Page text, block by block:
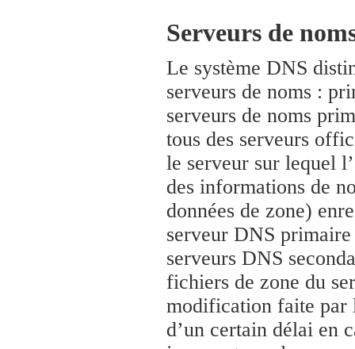
Serveurs de
Le système DNS
serveurs de noms :
serveurs de noms
tous des serveurs
le serveur sur lequel
des informations de
données de zone)
serveur DNS
serveurs DNS
fichiers de zone du
modification faite par
d’un certain délai en